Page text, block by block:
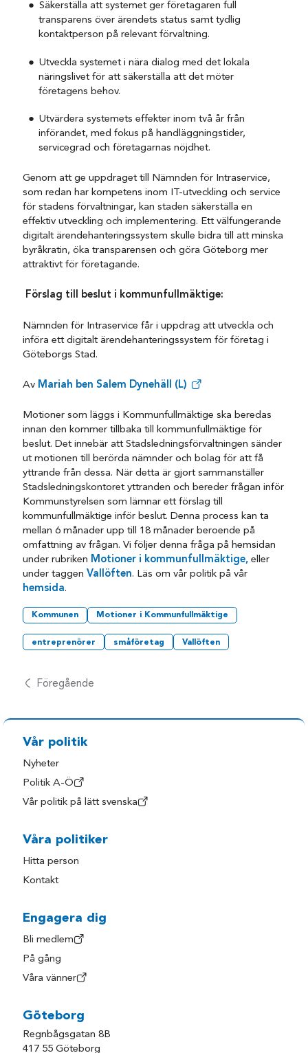
Säkerställa att systemet ger företagaren full
transparens över ärendets status samt tydlig
kontaktperson på relevant förvaltning.
Utveckla systemet i nära dialog med det lokala
näringslivet för att säkerställa att det möter
företagens behov.
Utvärdera systemets effekter inom två år från
införandet, med fokus på handläggningstider,
servicegrad och företagarnas nöjdhet.
Genom att ge uppdraget till Nämnden för Intraservice,
som redan har kompetens inom IT-utveckling och service
för stadens förvaltningar, kan staden säkerställa en
effektiv utveckling och implementering. Ett välfungerande
digitalt ärendehanteringssystem skulle bidra till att minska
byråkratin, öka transparensen och göra Göteborg mer
attraktivt för företagande.
Förslag till beslut i kommunfullmäktige:
Nämnden för Intraservice får i uppdrag att utveckla och
införa ett digitalt ärendehanteringssystem för företag i
Göteborgs Stad.
Av Mariah ben Salem Dynehäll (L)
Motioner som läggs i Kommunfullmäktige ska beredas
innan den kommer tillbaka till kommunfullmäktige för
beslut. Det innebär att Stadsledningsförvaltningen sänder
ut motionen till berörda nämnder och bolag för att få
yttrande från dessa. När detta är gjort sammanställer
Stadsledningskontoret yttranden och bereder frågan inför
Kommunstyrelsen som lämnar ett förslag till
kommunfullmäktige inför beslut. Denna process kan ta
mellan 6 månader upp till 18 månader beroende på
omfattning av frågan. Vi följer denna fråga på hemsidan
under rubriken Motioner i kommunfullmäktige, eller
under taggen Vallöften. Läs om vår politik på vår
hemsida.
Kommunen Motioner i Kommunfullmäktige
entreprenörer småföretag Vallöften
Föregående
Vår politik
Nyheter
Politik A-Ö
Vår politik på lätt svenska
Våra politiker
Hitta person
Kontakt
Engagera dig
Bli medlem
På gång
Våra vänner
Göteborg
Regnbågsgatan 8B
417 55 Göteborg